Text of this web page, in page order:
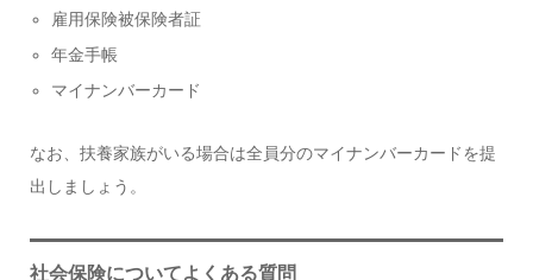
雇用保険被保険者証
年金手帳
マイナンバーカード
なお、扶養家族がいる場合は全員分のマイナンバーカードを提
出しましょう。
社会保険についてよくある質問